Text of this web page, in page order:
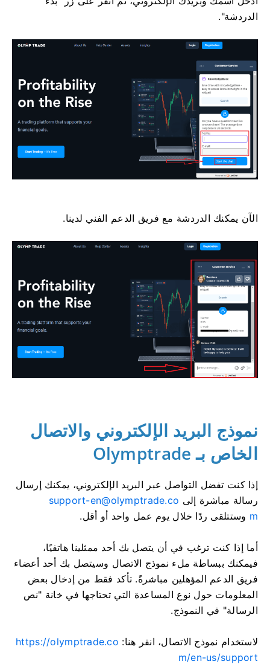
الدردشة".
الآن يمكنك الدردشة مع فريق الدعم الفني لدينا.
نموذج البريد الإلكتروني والاتصال
الخاص بـ Olymptrade
إذا كنت تفضل التواصل عبر البريد الإلكتروني، يمكنك إرسال
رسالة مباشرة إلى support-en@olymptrade.co
m وستتلقى ردًا خلال يوم عمل واحد أو أقل.
أما إذا كنت ترغب في أن يتصل بك أحد ممثلينا هاتفيًا،
فيمكنك ببساطة ملء نموذج الاتصال وسيتصل بك أحد أعضاء
فريق الدعم المؤهلين مباشرةً. تأكد فقط من إدخال بعض
المعلومات حول نوع المساعدة التي تحتاجها في خانة "نص
الرسالة" في النموذج.
لاستخدام نموذج الاتصال، انقر هنا: https://olymptrade.co
m/en-us/support